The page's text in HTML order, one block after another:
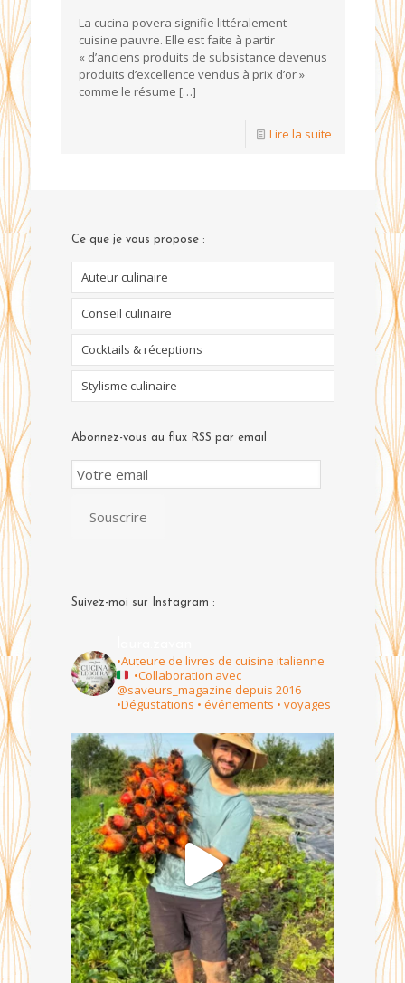
La cucina povera signifie littéralement
cuisine pauvre. Elle est faite à partir
« d’anciens produits de subsistance devenus
produits d’excellence vendus à prix d’or »
comme le résume […]
Lire la suite
Ce que je vous propose :
Auteur culinaire
Conseil culinaire
Cocktails & réceptions
Stylisme culinaire
Abonnez-vous au flux RSS par email
Email
Subscription
Souscrire
Suivez-moi sur Instagram :
•Auteure de livres de cuisine italienne
•Collaboration avec
@saveurs_magazine depuis 2016
•Dégustations • événements • voyages